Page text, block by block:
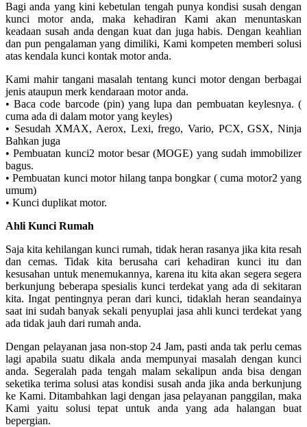
Bagi anda yang kini kebetulan tengah punya kondisi susah dengan
kunci motor anda, maka kehadiran Kami akan menuntaskan
keadaan susah anda dengan kuat dan juga habis. Dengan keahlian
dan pun pengalaman yang dimiliki, Kami kompeten memberi solusi
atas kendala kunci kontak motor anda.
Kami mahir tangani masalah tentang kunci motor dengan berbagai
jenis ataupun merk kendaraan motor anda.
• Baca code barcode (pin) yang lupa dan pembuatan keylesnya. (
cuma ada di dalam motor yang keyles)
• Sesudah XMAX, Aerox, Lexi, frego, Vario, PCX, GSX, Ninja
Bahkan juga
• Pembuatan kunci2 motor besar (MOGE) yang sudah immobilizer
bagus.
• Pembuatan kunci motor hilang tanpa bongkar ( cuma motor2 yang
umum)
• Kunci duplikat motor.
Ahli Kunci Rumah
Saja kita kehilangan kunci rumah, tidak heran rasanya jika kita resah
dan cemas. Tidak kita berusaha cari kehadiran kunci itu dan
kesusahan untuk menemukannya, karena itu kita akan segera segera
berkunjung beberapa spesialis kunci terdekat yang ada di sekitaran
kita. Ingat pentingnya peran dari kunci, tidaklah heran seandainya
saat ini sudah banyak sekali penyuplai jasa ahli kunci terdekat yang
ada tidak jauh dari rumah anda.
Dengan pelayanan jasa non-stop 24 Jam, pasti anda tak perlu cemas
lagi apabila suatu dikala anda mempunyai masalah dengan kunci
anda. Segeralah pada tengah malam sekalipun anda bisa dengan
seketika terima solusi atas kondisi susah anda jika anda berkunjung
ke Kami. Ditambahkan lagi dengan jasa pelayanan panggilan, maka
Kami yaitu solusi tepat untuk anda yang ada halangan buat
bepergian.